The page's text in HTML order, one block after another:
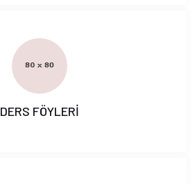
DERS FÖYLERİ